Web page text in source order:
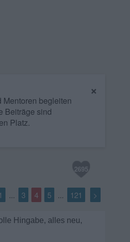
×
begleiten
Beiträge sind
Platz.
2695
... 3 4 5 ... 121 >
Hingabe, alles neu,